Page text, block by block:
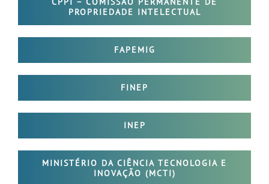
PROPRIEDADE INTELECTUAL
FAPEMIG
FINEP
INEP
MINISTÉRIO DA CIÊNCIA TECNOLOGIA E
INOVAÇÃO (MCTI)